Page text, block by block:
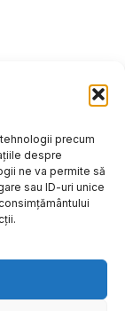
precum
despre
ne va permite să
sau ID-uri unice